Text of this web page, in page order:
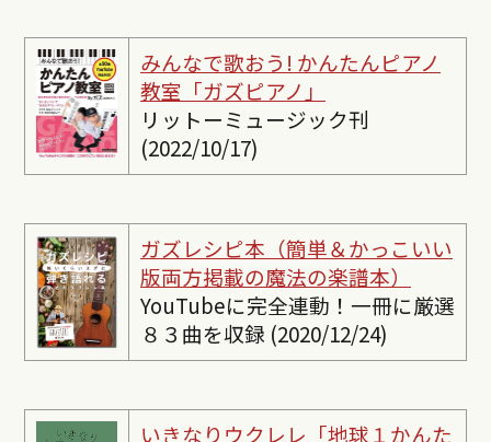
みんなで歌おう! かんたんピアノ
教室「ガズピアノ」
リットーミュージック刊
(2022/10/17)
ガズレシピ本（簡単＆かっこいい
版両方掲載の魔法の楽譜本）
YouTubeに完全連動！一冊に厳選
８３曲を収録 (2020/12/24)
いきなりウクレレ「地球１かんた